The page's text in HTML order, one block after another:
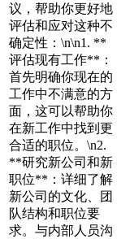
议，帮助你更好地
评估和应对这种不
确定性：\n\n1. **
评估现有工作**：
首先明确你现在的
工作中不满意的方
面，这可以帮助你
在新工作中找到更
合适的职位。\n2.
**研究新公司和新
职位**：详细了解
新公司的文化、团
队结构和职位要
求。与内部人员沟